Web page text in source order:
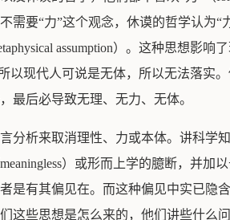
需要“力”这个观念，休谟的哲学认为
assumption）。这种思想影
所以现代人可说是无体，所以无法落
最后必导致无理、无力、无体。
分析来取消理性、力或本体。讲科学
）或形而上学的臆断，并
是有其偏见在。而这种偏见中实已隐
这些思想是怎么来的，他们讲些什么